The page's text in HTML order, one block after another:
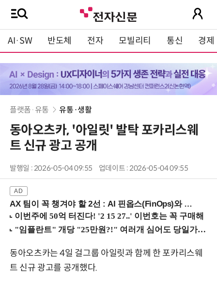
AI·SW 반도체 전자 모빌리티 통신 경제
플랫폼·유통 유통·생활
동아오츠카, '아일릿' 발탁 포카리스웨
트 신규 광고 공개
발행일 : 2026-05-04 09:55 업데이트 : 2026-05-04 09:55
AX 팀이 꼭 챙겨야 할 2선 : AI 핀옵스(FinOps)와 토큰 거버넌스 (8/21 잠실역)
동아오츠카는 4일 걸그룹 아일릿과 함께 한 포카리스웨
트 신규 광고를 공개했다.